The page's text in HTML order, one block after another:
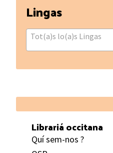
Lingas
Tot(a)s lo(a)s Lingas
Footer
Librariá occitana
Quí sem-nos ?